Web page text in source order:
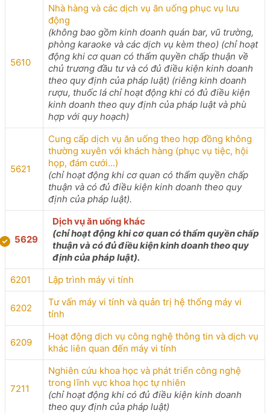
5610
Nhà hàng và các dịch vụ ăn uống phục vụ lưu
động
(không bao gồm kinh doanh quán bar, vũ trường,
phòng karaoke và các dịch vụ kèm theo) (chỉ hoạt
động khi cơ quan có thẩm quyền chấp thuận về
chủ trương đầu tư và có đủ điều kiện kinh doanh
theo quy định của pháp luật) (riêng kinh doanh
rượu, thuốc lá chỉ hoạt động khi có đủ điều kiện
kinh doanh theo quy định của pháp luật và phù
hợp với quy hoạch)
5621
Cung cấp dịch vụ ăn uống theo hợp đồng không
thường xuyên với khách hàng (phục vụ tiệc, hội
họp, đám cưới...)
(chỉ hoạt động khi cơ quan có thẩm quyền chấp
thuận và có đủ điều kiện kinh doanh theo quy
định của pháp luật).
5629
Dịch vụ ăn uống khác
(chỉ hoạt động khi cơ quan có thẩm quyền chấp
thuận và có đủ điều kiện kinh doanh theo quy
định của pháp luật).
6201
Lập trình máy vi tính
6202
Tư vấn máy vi tính và quản trị hệ thống máy vi
tính
6209
Hoạt động dịch vụ công nghệ thông tin và dịch vụ
khác liên quan đến máy vi tính
7211
Nghiên cứu khoa học và phát triển công nghệ
trong lĩnh vực khoa học tự nhiên
(chỉ hoạt động khi có đủ điều kiện kinh doanh
theo quy định của pháp luật)